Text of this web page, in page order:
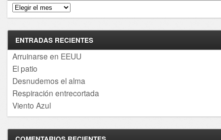
Archivos
ENTRADAS RECIENTES
Arruinarse en EEUU
El patio
Desnudemos el alma
Respiración entrecortada
Viento Azul